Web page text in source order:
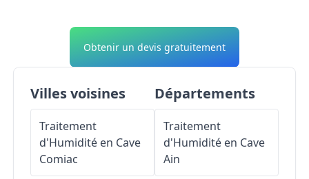
Obtenir un devis gratuitement
Villes voisines
Traitement
d'Humidité en Cave
Comiac
Départements
Traitement
d'Humidité en Cave
Ain